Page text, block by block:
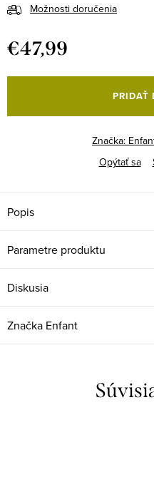
Možnosti doručenia
€47,99
cena:
PRIDAŤ
Značka:
Opýtať sa
Popis
Parametre produktu
Diskusia
Značka Enfant